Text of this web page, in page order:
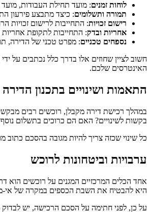
לוחות זמנים: מועד תחילת העבודות, מועד
תמורה ותשלומים: כיצד מתבצע פירעון
רישום זכויות: התחייבות לרישום
אחריות ובדק: התחייבות לתקופת
נספחים טכניים: מפרט טכני של הדירה,
חשוב לציין שחוזים אלו בדרך כלל נכתבים על
האינטרסים שלכם.
התאמות ושינויים בתכנון הדירה
במהלך רכישת דירה מקבלן, רוכשים רבים
בקשות לשינויים? האם הם כרוכים בתשלום
כל שינוי שכזה צריך להיות מגובה בהסכם כתוב
ערבויות וביטחונות לרוכש
אחד הכלים המרכזיים המגנים על רוכשים הוא
היא להבטיח את השבת הכספים במקרה של אי-
על כן, לפני חתימה על הסכם הרכישה, יש לבדוק